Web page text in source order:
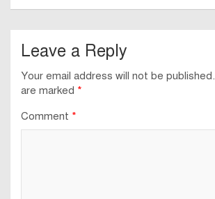
Leave a Reply
Your email address will not be published.
are marked *
Comment *